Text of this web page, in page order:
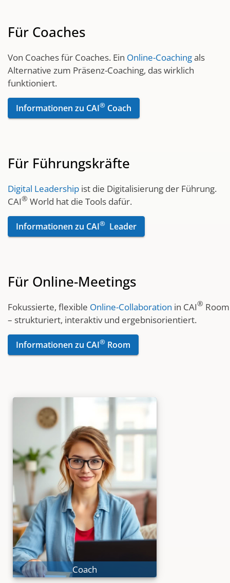
Für Coaches
Von Coaches für Coaches. Ein Online-Coachingals
Alternative zum Präsenz-Coaching, das wirklich
funktioniert.
Informationen zu CAI® Coach
Für Führungskräfte
Digital Leadership ist die Digitalisierung der Führung.
CAI® World hat die Tools dafür.
Informationen zu CAI® Leader
Für Online-Meetings
Fokussierte, flexible Online-Collaboration in CAI® Room
– strukturiert, interaktiv und ergebnisorientiert.
Informationen zu CAI® Room
Coach
CAI
Coach
Systemische Tools für
spürbare Klienten-Erfolge.
Online-Coaching
Methodische Tiefe